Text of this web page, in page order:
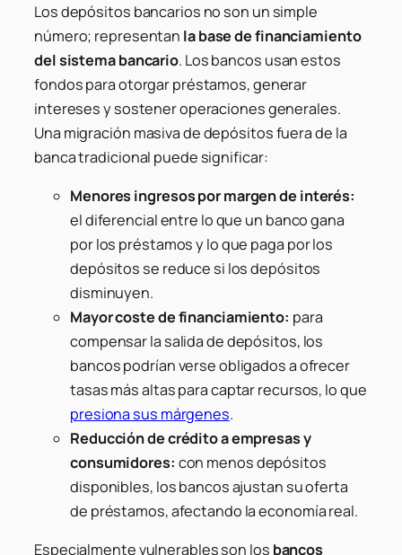
Los depósitos bancarios no son un simple
número; representan la base de financiamiento
del sistema bancario. Los bancos usan estos
fondos para otorgar préstamos, generar
intereses y sostener operaciones generales.
Una migración masiva de depósitos fuera de la
banca tradicional puede significar:
Menores ingresos por margen de interés:
el diferencial entre lo que un banco gana
por los préstamos y lo que paga por los
depósitos se reduce si los depósitos
disminuyen.
Mayor coste de financiamiento: para
compensar la salida de depósitos, los
bancos podrían verse obligados a ofrecer
tasas más altas para captar recursos, lo que
presiona sus márgenes.
Reducción de crédito a empresas y
consumidores: con menos depósitos
disponibles, los bancos ajustan su oferta
de préstamos, afectando la economía real.
Especialmente vulnerables son los bancos